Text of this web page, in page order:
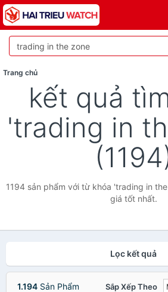
Trang chủ
kết quả
'trading in
1194 sản phẩm với từ khóa 'trading in
giá tốt nhất.
Lọc kết quả
1.194 Sản Phẩm Sắp Xếp Theo